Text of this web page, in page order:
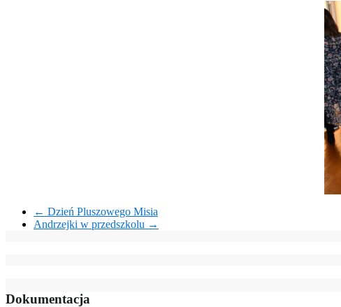
← Dzień Pluszowego Misia
Andrzejki w przedszkolu →
Dokumentacja